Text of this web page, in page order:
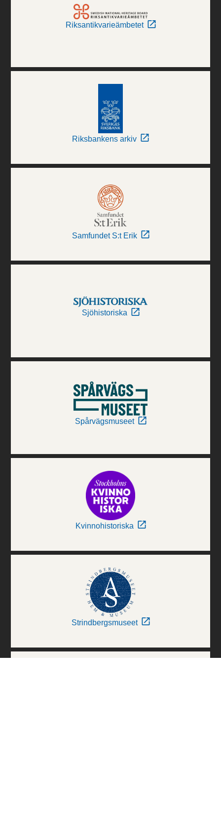
Riksantikvarieämbetet
Riksbankens arkiv
Samfundet S:t Erik
Sjöhistoriska
Spårvägsmuseet
Kvinnohistoriska
Strindbergsmuseet